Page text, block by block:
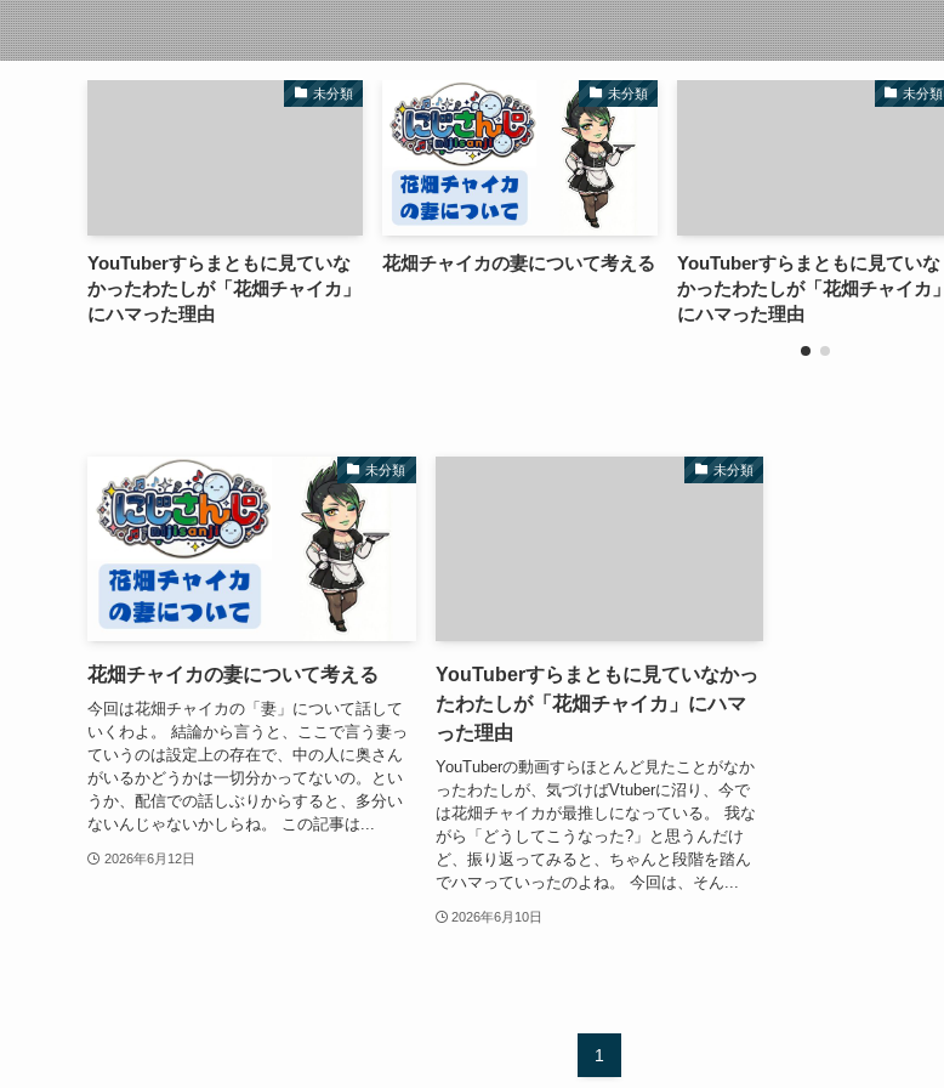
未分類
YouTuberすらまともに見ていな
かったわたしが「花畑チャイカ」
にハマった理由
未分類
花畑チャイカの妻について考える
未分類
YouTuberすらまともに見ていな
かったわたしが「花畑チャイカ」
にハマった理由
未分類
花畑チャイカの妻について考える
今回は花畑チャイカの「妻」について話して
いくわよ。 結論から言うと、ここで言う妻っ
ていうのは設定上の存在で、中の人に奥さん
がいるかどうかは一切分かってないの。とい
うか、配信での話しぶりからすると、多分い
ないんじゃないかしらね。 この記事は...
2026年6月12日
未分類
YouTuberすらまともに見ていなかっ
たわたしが「花畑チャイカ」にハマ
った理由
YouTuberの動画すらほとんど見たことがなか
ったわたしが、気づけばVtuberに沼り、今で
は花畑チャイカが最推しになっている。 我な
がら「どうしてこうなった?」と思うんだけ
ど、振り返ってみると、ちゃんと段階を踏ん
でハマっていったのよね。 今回は、そん...
2026年6月10日
1